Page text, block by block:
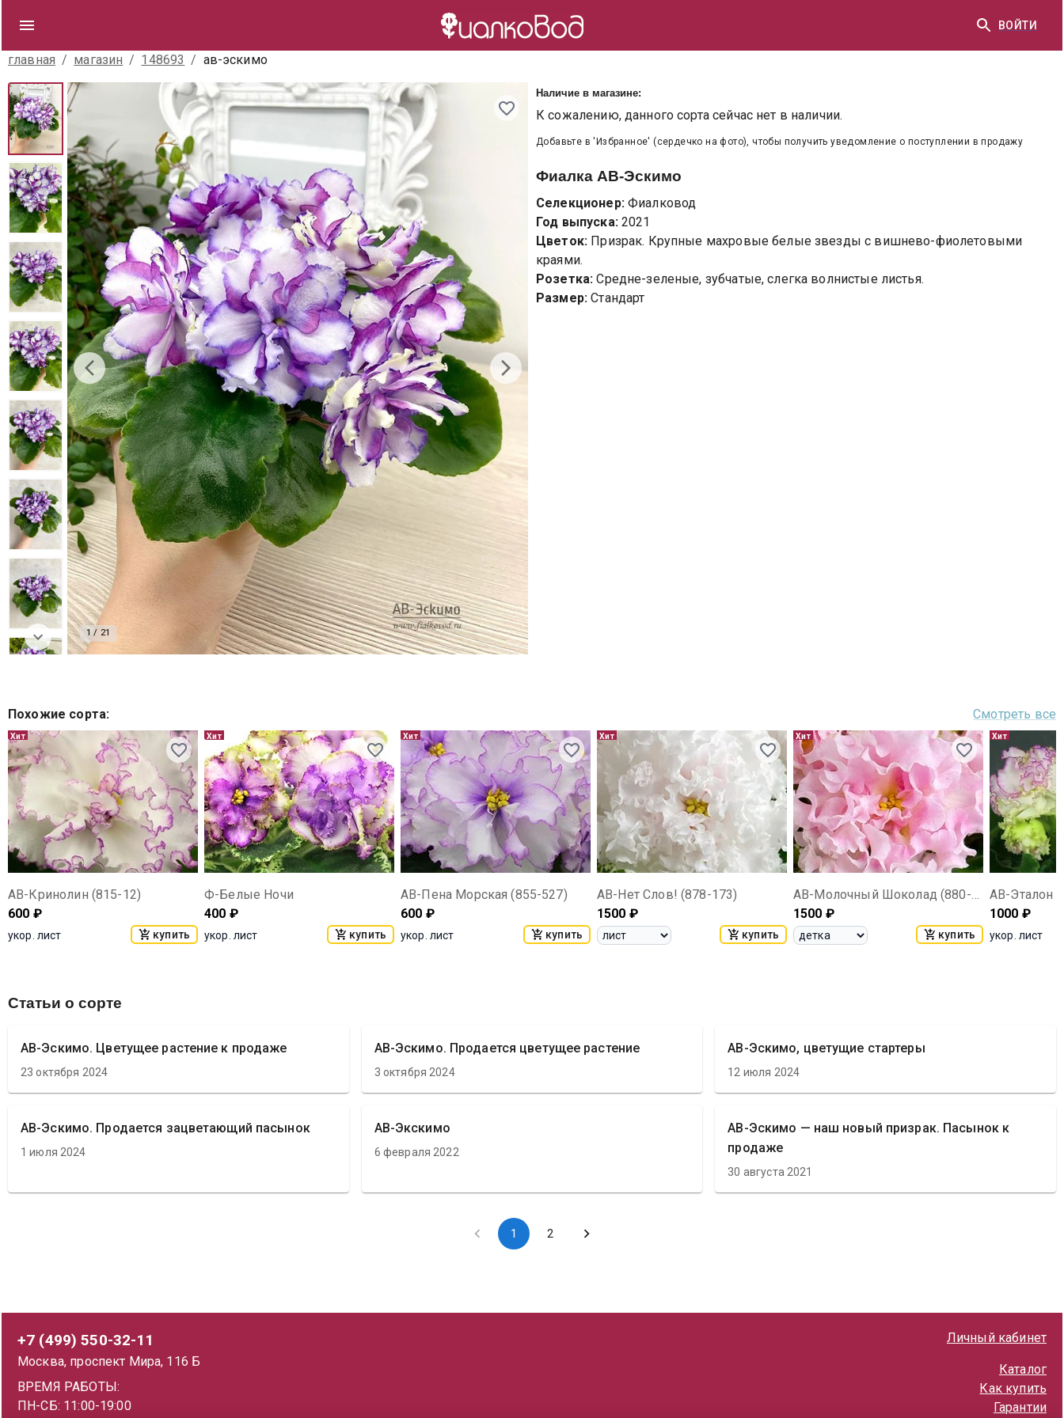
ВОЙТИ
главная / магазин / 148693 / ав-эскимо
1 / 21
Наличие в магазине:
К сожалению, данного сорта сейчас нет в наличии.
Добавьте в 'Избранное' (сердечко на фото), чтобы получить уведомление о поступлении в продажу
Фиалка АВ-Эскимо
Селекционер: Фиалковод
Год выпуска: 2021
Цветок: Призрак. Крупные махровые белые звезды с вишнево-фиолетовыми
краями.
Розетка: Средне-зеленые, зубчатые, слегка волнистые листья.
Размер: Стандарт
Похожие сорта: Смотреть все
Хит
АВ-Кринолин (815-12)
600 ₽
укор. лист купить
Хит
Ф-Белые Ночи
400 ₽
укор. лист купить
Хит
АВ-Пена Морская (855-527)
600 ₽
укор. лист купить
Хит
АВ-Нет Слов! (878-173)
1500 ₽
купить
Хит
АВ-Молочный Шоколад (880-121)
1500 ₽
купить
Хит
АВ-Эталон
1000 ₽
укор. лист
Статьи о сорте
АВ-Эскимо. Цветущее растение к продаже
23 октября 2024
АВ-Эскимо. Продается цветущее растение
3 октября 2024
АВ-Эскимо, цветущие стартеры
12 июля 2024
АВ-Эскимо. Продается зацветающий пасынок
1 июля 2024
АВ-Экскимо
6 февраля 2022
АВ-Эскимо — наш новый призрак. Пасынок к
продаже
30 августа 2021
1 2
+7 (499) 550-32-11
Москва, проспект Мира, 116 Б
ВРЕМЯ РАБОТЫ:
ПН-СБ: 11:00-19:00
Личный кабинет
Каталог
Как купить
Гарантии